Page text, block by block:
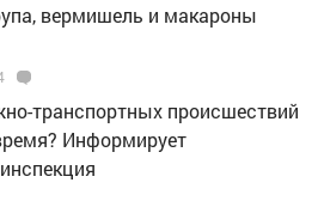
вермишель и макароны
транспортных происшествий
Информирует